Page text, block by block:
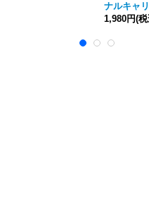
ナルキャ
1,980円(